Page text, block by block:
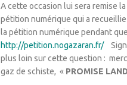
A cette occasion lui sera remise
pétition numérique qui a
la pétition numérique pendant
http://petition.nogazaran.fr/
plus loin sur cette question :
gaz de schiste, « PROMISE